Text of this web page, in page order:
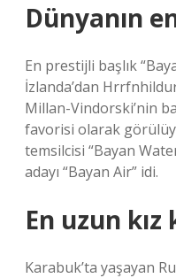
Dünyanın
En prestijli başlık
İzlanda’dan
Millan-Vindorski’nin
favorisi olarak
temsilcisi “Bayan
adayı “Bayan Air” idi.
En uzun kız
Karabuk’ta yaşayan